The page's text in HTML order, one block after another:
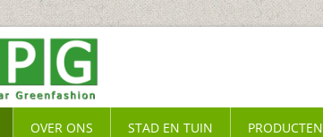
OVER ONS STAD EN TUIN PRODUCTEN